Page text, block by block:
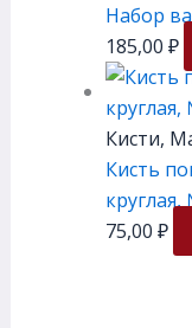
Набор
185,00 ₽
Кисти,
Кисть
75,00 ₽